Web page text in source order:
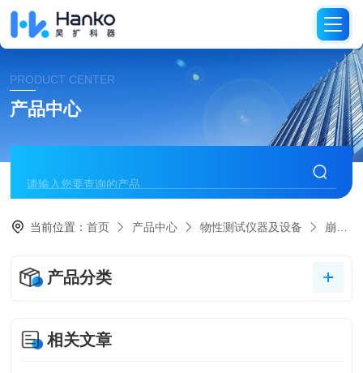
PRODUCT CENTER
产品中心
当前位置：首页 产品中心 物性测试仪器及设备 崩解仪
产品分类
相关文章